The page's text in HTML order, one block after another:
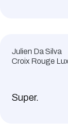
Julien Da Silva
Croix Rouge
Super.